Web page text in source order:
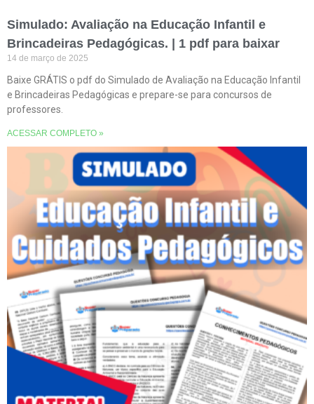
Simulado: Avaliação na Educação Infantil e
Brincadeiras Pedagógicas. | 1 pdf para baixar
14 de março de 2025
Baixe GRÁTIS o pdf do Simulado de Avaliação na Educação Infantil
e Brincadeiras Pedagógicas e prepare-se para concursos de
professores.
ACESSAR COMPLETO »